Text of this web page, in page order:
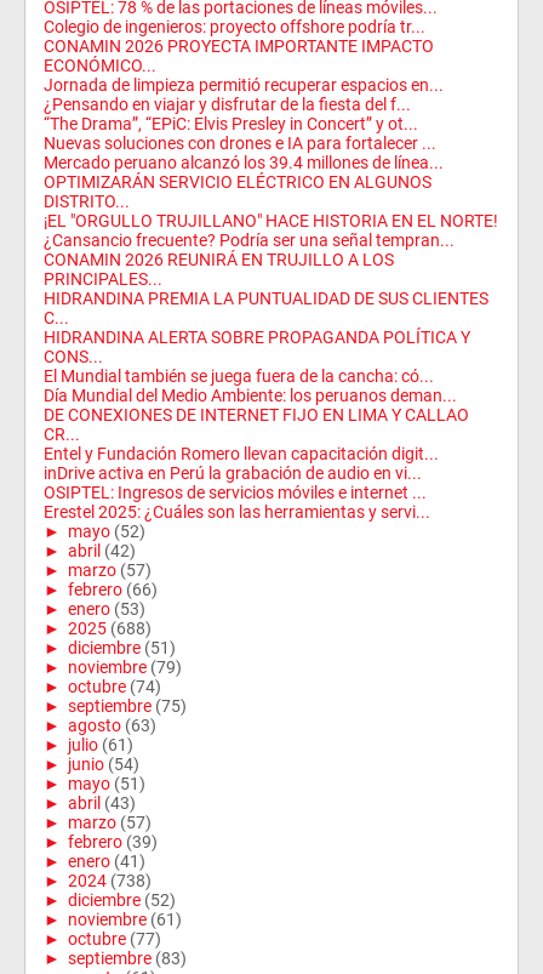
OSIPTEL: 78 % de las portaciones de líneas móviles...
Colegio de ingenieros: proyecto offshore podría tr...
CONAMIN 2026 PROYECTA IMPORTANTE IMPACTO
ECONÓMICO...
Jornada de limpieza permitió recuperar espacios en...
¿Pensando en viajar y disfrutar de la fiesta del f...
“The Drama”, “EPiC: Elvis Presley in Concert” y ot...
Nuevas soluciones con drones e IA para fortalecer ...
Mercado peruano alcanzó los 39.4 millones de línea...
OPTIMIZARÁN SERVICIO ELÉCTRICO EN ALGUNOS
DISTRITO...
¡EL "ORGULLO TRUJILLANO" HACE HISTORIA EN EL NORTE!
¿Cansancio frecuente? Podría ser una señal tempran...
CONAMIN 2026 REUNIRÁ EN TRUJILLO A LOS
PRINCIPALES...
HIDRANDINA PREMIA LA PUNTUALIDAD DE SUS CLIENTES
C...
HIDRANDINA ALERTA SOBRE PROPAGANDA POLÍTICA Y
CONS...
El Mundial también se juega fuera de la cancha: có...
Día Mundial del Medio Ambiente: los peruanos deman...
DE CONEXIONES DE INTERNET FIJO EN LIMA Y CALLAO
CR...
Entel y Fundación Romero llevan capacitación digit...
inDrive activa en Perú la grabación de audio en vi...
OSIPTEL: Ingresos de servicios móviles e internet ...
Erestel 2025: ¿Cuáles son las herramientas y servi...
► mayo (52)
► abril (42)
► marzo (57)
► febrero (66)
► enero (53)
► 2025 (688)
► diciembre (51)
► noviembre (79)
► octubre (74)
► septiembre (75)
► agosto (63)
► julio (61)
► junio (54)
► mayo (51)
► abril (43)
► marzo (57)
► febrero (39)
► enero (41)
► 2024 (738)
► diciembre (52)
► noviembre (61)
► octubre (77)
► septiembre (83)